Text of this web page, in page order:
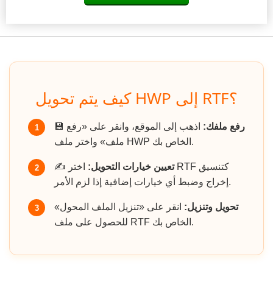
كيف يتم تحويل HWP إلى RTF؟
1 💾 رفع ملفك: اذهب إلى الموقع، وانقر على «رفع
ملف» واختر ملف HWP الخاص بك.
2 ✍️ تعيين خيارات التحويل: اختر RTF كتنسيق
إخراج وضبط أي خيارات إضافية إذا لزم الأمر.
3 تحويل وتنزيل: انقر على «تنزيل الملف المحول»
للحصول على ملف RTF الخاص بك.